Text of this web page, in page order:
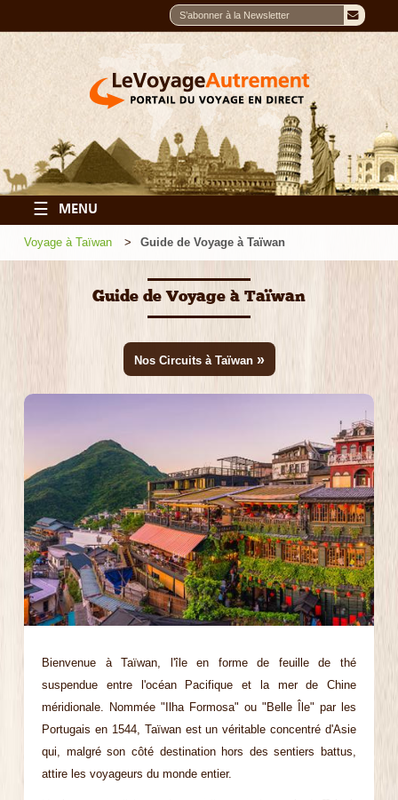
☰ MENU
Voyage à Taïwan Guide de Voyage à Taïwan
Guide de Voyage à Taïwan
Nos Circuits à Taïwan »
Bienvenue à Taïwan, l'île en forme de feuille de thé
suspendue entre l'océan Pacifique et la mer de Chine
méridionale. Nommée "Ilha Formosa" ou "Belle Île" par les
Portugais en 1544, Taïwan est un véritable concentré d'Asie
qui, malgré son côté destination hors des sentiers battus,
attire les voyageurs du monde entier.